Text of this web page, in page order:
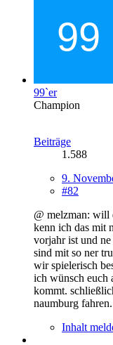
99`er
Champion
Beiträge
1.588
9.
#82
@ melzman: will
kenn ich das mit
vorjahr ist und
sind mit so ner
wir spielerisch
ich wünsch euch
kommt.
naumburg
Inhalt